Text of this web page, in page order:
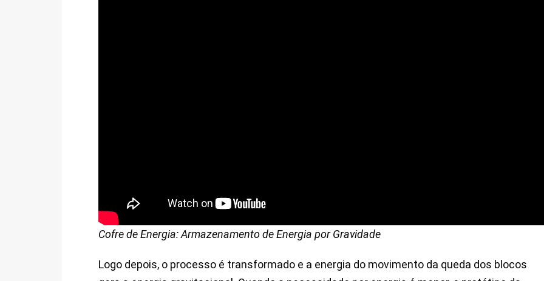
Cofre de Energia: Armazenamento de Energia por Gravidade
Logo depois, o processo é transformado e a energia do movimento da queda dos blocos